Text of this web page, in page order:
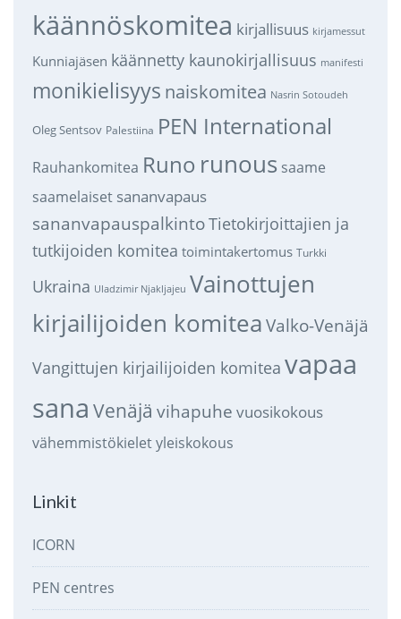
käännöskomitea kirjallisuus kirjamessut
Kunniajäsen käännetty kaunokirjallisuus manifesti
monikielisyys naiskomitea Nasrin Sotoudeh
Oleg Sentsov Palestiina PEN International
Rauhankomitea Runo runous saame
saamelaiset sananvapaus
sananvapauspalkintoTietokirjoittajien ja
tutkijoiden komitea toimintakertomus Turkki
Ukraina Uladzimir Njakljajeu Vainottujen
kirjailijoiden komitea Valko-Venäjä
Vangittujen kirjailijoiden komitea vapaa
sana Venäjä vihapuhe vuosikokous
vähemmistökieletyleiskokous
Linkit
ICORN
PEN centres